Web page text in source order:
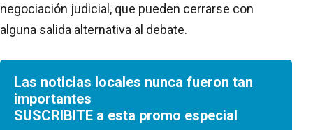
negociación judicial, que pueden cerrarse con
alguna salida alternativa al debate.
Las noticias locales nunca fueron tan
importantes
SUSCRIBITE a esta promo especial